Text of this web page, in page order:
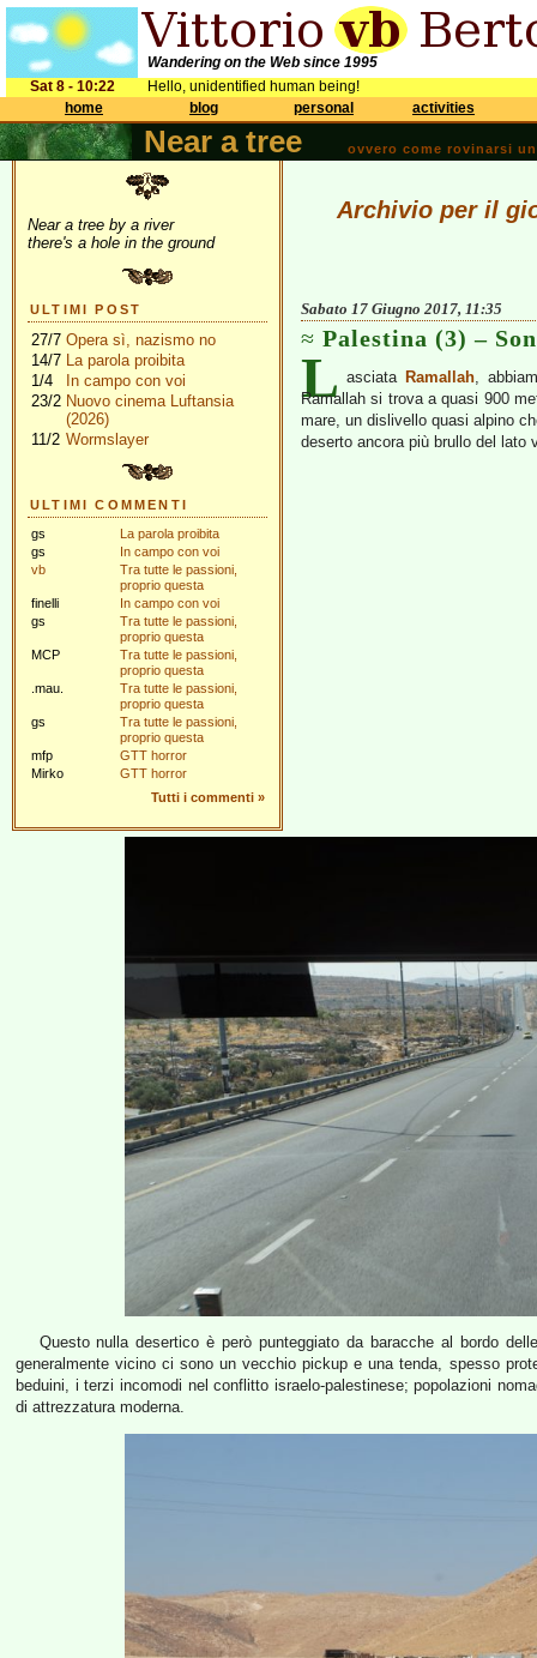
Wandering on the Web since 1995
Sat 8 - 10:22
Hello, unidentified human being!
home
blog personal activities
Near a tree ovvero come rovinarsi
Near a tree by a river
there's a hole in the ground
ULTIMI POST
27/7 Opera sì, nazismo no
14/7 La parola proibita
1/4
In campo con voi
23/2 Nuovo cinema Luftansia
(2026)
11/2 Wormslayer
ULTIMI COMMENTI
gs
La parola proibita
gs
In campo con voi
vb
Tra tutte le passioni,
proprio questa
finelli
In campo con voi
gs
Tra tutte le passioni,
proprio questa
MCP
Tra tutte le passioni,
proprio questa
.mau.
Tra tutte le passioni,
proprio questa
gs
Tra tutte le passioni,
proprio questa
mfp
GTT horror
Mirko
GTT horror
Tutti i commenti »
Archivio per il
Sabato 17 Giugno 2017, 11:35
Palestina (3) –
L asciata Ramallah,
Ramallah si trova a quasi 900
mare, un dislivello quasi alpino
deserto ancora più brullo del lato
Questo nulla desertico è però punteggiato da baracche al bordo
generalmente vicino ci sono un vecchio pickup e una tenda, spesso
beduini, i terzi incomodi nel conflitto israelo-palestinese; popolazioni
di attrezzatura moderna.